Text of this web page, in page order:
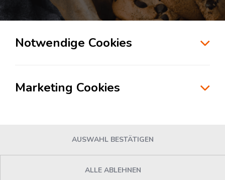
Lagerflächen in Radbruch
Notwendige Cookies
Marketing Cookies
AUSWAHL BESTÄTIGEN
ALLE ABLEHNEN